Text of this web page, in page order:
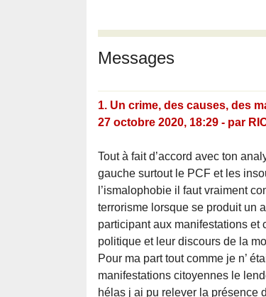
Messages
1. Un crime, des causes, des
27 octobre 2020, 18:29 - par
Tout à fait d’accord avec ton
gauche surtout le PCF et les
l’ismalophobie il faut vraiment
terrorisme lorsque se produit un
participant aux manifestations et
politique et leur discours de la
Pour ma part tout comme je n’
manifestations citoyennes le
hélas j ai pu relever la présence